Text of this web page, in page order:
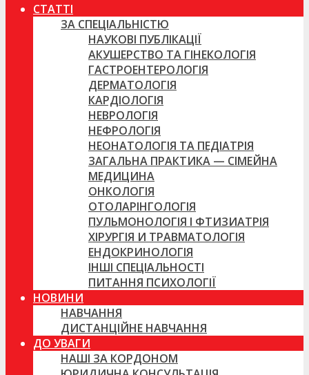
СТАТТІ
ЗА СПЕЦІАЛЬНІСТЮ
НАУКОВІ ПУБЛІКАЦІЇ
АКУШЕРСТВО ТА ГІНЕКОЛОГІЯ
ГАСТРОЕНТЕРОЛОГІЯ
ДЕРМАТОЛОГІЯ
КАРДІОЛОГІЯ
НЕВРОЛОГІЯ
НЕФРОЛОГІЯ
НЕОНАТОЛОГІЯ ТА ПЕДІАТРІЯ
ЗАГАЛЬНА ПРАКТИКА — СІМЕЙНА
МЕДИЦИНА
ОНКОЛОГІЯ
ОТОЛАРІНГОЛОГІЯ
ПУЛЬМОНОЛОГІЯ І ФТИЗИАТРІЯ
ХІРУРГІЯ И ТРАВМАТОЛОГІЯ
ЕНДОКРИНОЛОГІЯ
ІНШІ СПЕЦІАЛЬНОСТІ
ПИТАННЯ ПСИХОЛОГІЇ
НОВИНИ
НАВЧАННЯ
ДИСТАНЦІЙНЕ НАВЧАННЯ
ДО УВАГИ
НАШІ ЗА КОРДОНОМ